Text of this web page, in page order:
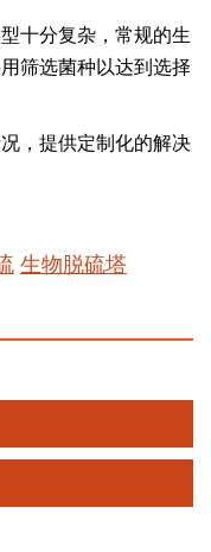
十分复杂，常规的生
筛选菌种以达到选择
，提供定制化的解决
生物脱硫塔